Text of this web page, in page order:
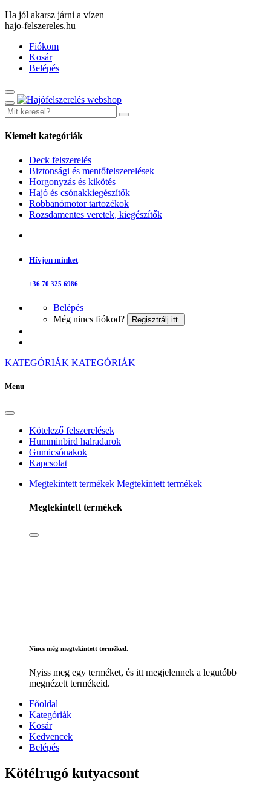
Ha jól akarsz járni a vízen
hajo-felszereles.hu
Fiókom
Kosár
Belépés
Kiemelt kategóriák
Deck felszerelés
Biztonsági és mentőfelszerelések
Horgonyzás és kikötés
Hajó és csónakkiegészítők
Robbanómotor tartozékok
Rozsdamentes veretek, kiegészítők
Hívjon minket
+36 70 325 6986
Belépés
Még nincs fiókod?
Regisztrálj itt.
KATEGÓRIÁK KATEGÓRIÁK
Menu
Kötelező felszerelések
Humminbird halradarok
Gumicsónakok
Kapcsolat
Megtekintett termékek Megtekintett termékek
Megtekintett termékek
Nincs még megtekintett terméked.
Nyiss meg egy terméket, és itt megjelennek a legutóbb
megnézett termékeid.
Főoldal
Kategóriák
Kosár
Kedvencek
Belépés
Kötélrugó kutyacsont